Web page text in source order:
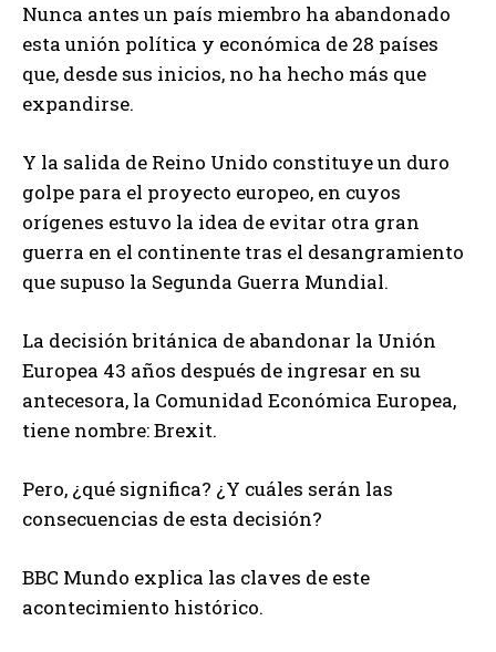
Nunca antes un país miembro ha abandonado
esta unión política y económica de 28 países
que, desde sus inicios, no ha hecho más que
expandirse.
Y la salida de Reino Unido constituye un duro
golpe para el proyecto europeo, en cuyos
orígenes estuvo la idea de evitar otra gran
guerra en el continente tras el desangramiento
que supuso la Segunda Guerra Mundial.
La decisión británica de abandonar la Unión
Europea 43 años después de ingresar en su
antecesora, la Comunidad Económica Europea,
tiene nombre: Brexit.
Pero, ¿qué significa? ¿Y cuáles serán las
consecuencias de esta decisión?
BBC Mundo explica las claves de este
acontecimiento histórico.